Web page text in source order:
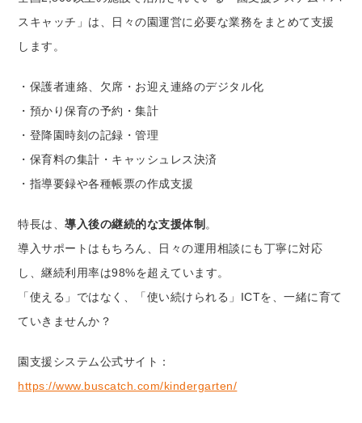
スキャッチ」は、日々の園運営に必要な業務をまとめて支援
します。
・保護者連絡、欠席・お迎え連絡のデジタル化
・預かり保育の予約・集計
・登降園時刻の記録・管理
・保育料の集計・キャッシュレス決済
・指導要録や各種帳票の作成支援
特長は、導入後の継続的な支援体制 。
導入サポートはもちろん、日々の運用相談にも丁寧に対応
し、継続利用率は98%を超えています。
「使える」ではなく、「使い続けられる」ICTを、一緒に育て
ていきませんか？
園支援システム公式サイト：
https://www.buscatch.com/kindergarten/